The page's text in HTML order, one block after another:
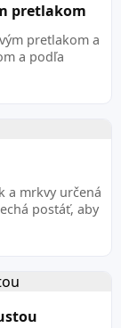
pretlakom
pretlakom a
a podľa
a mrkvy určená
postáť, aby